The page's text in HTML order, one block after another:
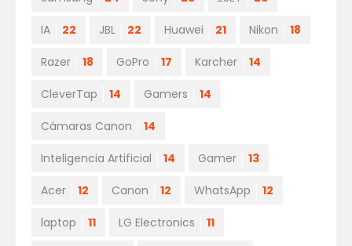
IA 22 JBL 22 Huawei 21 Nikon 18
Razer 18 GoPro 17 Karcher 14
CleverTap 14 Gamers 14
Cámaras Canon 14
Inteligencia Artificial 14 Gamer 13
Acer 12 Canon 12 WhatsApp 12
laptop 11 LG Electronics 11